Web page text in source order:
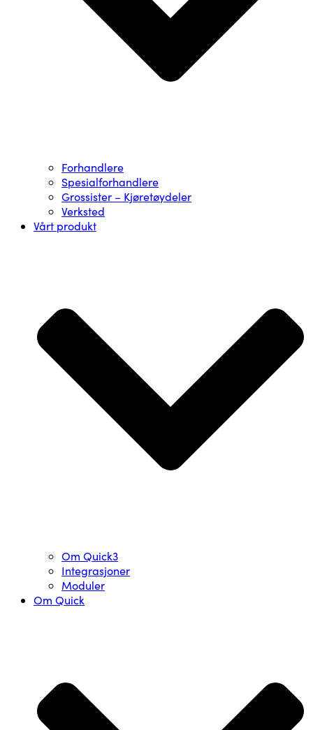
Forhandlere
Spesialforhandlere
Grossister – Kjøretøydeler
Verksted
Vårt produkt
Om Quick3
Integrasjoner
Moduler
Om Quick